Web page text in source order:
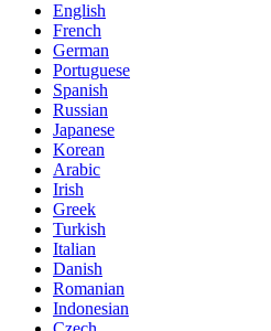
English
French
German
Portuguese
Spanish
Russian
Japanese
Korean
Arabic
Irish
Greek
Turkish
Italian
Danish
Romanian
Indonesian